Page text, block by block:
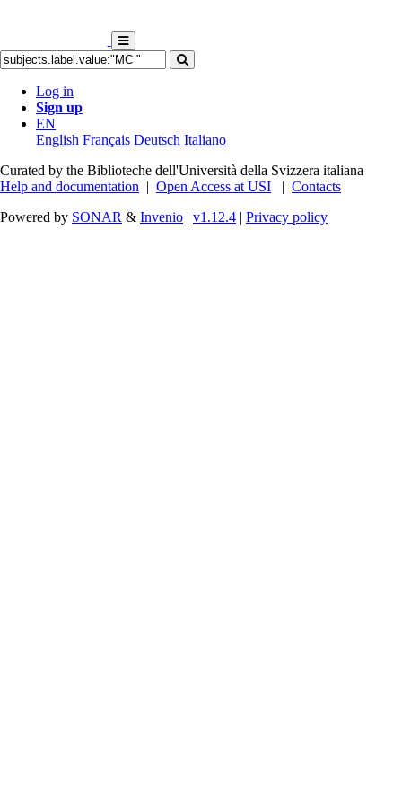
Log in
Sign up
EN
English Français Deutsch Italiano
Curated by the Biblioteche dell'Università della Svizzera italiana
Help and documentation | Open Access at USI | Contacts
Powered by SONAR & Invenio | v1.12.4 | Privacy policy